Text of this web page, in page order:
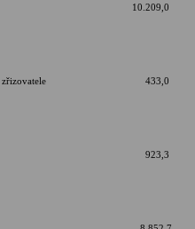
10.209,0
rozpočtu zřizovatele 433,0
LSPP-KÚ 923,3